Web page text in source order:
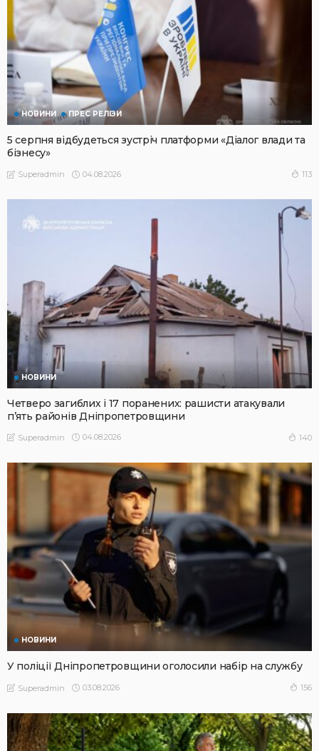
НОВИНИ ПРЕС РЕЛІЗИ
5 серпня відбудеться зустріч платформи «Діалог влади та
бізнесу»
Superadmin 04.08.2026 113
НОВИНИ
Четверо загиблих і 17 поранених: рашисти атакували
п’ять районів Дніпропетровщини
Superadmin 04.08.2026 140
НОВИНИ
У поліції Дніпропетровщини оголосили набір на службу
Superadmin 03.08.2026 156